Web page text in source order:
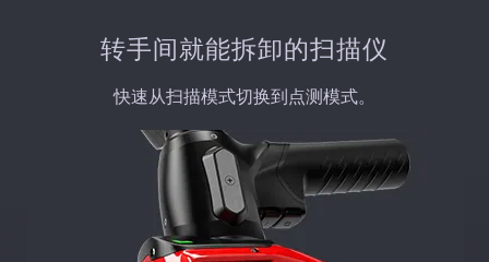
转手间就能拆卸的扫描仪
快速从扫描模式切换到点测模式。